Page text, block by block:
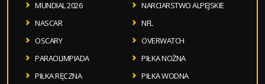
MUNDIAL 2026
NARCIARSTWO ALPEJSKIE
NASCAR
NFL
OSCARY
OVERWATCH
PARAOLIMPIADA
PIŁKA NOŻNA
PIŁKA RĘCZNA
PIŁKA WODNA